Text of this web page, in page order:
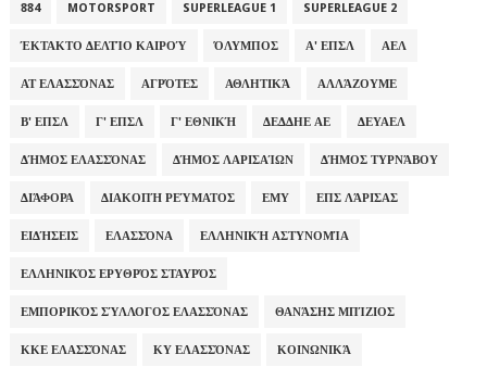
884 MOTORSPORT SUPERLEAGUE 1 SUPERLEAGUE 2
ΈΚΤΑΚΤΟ ΔΕΛΤΊΟ ΚΑΙΡΟΎ ΌΛΥΜΠΟΣ Α' ΕΠΣΛ ΑΕΛ
ΑΤ ΕΛΑΣΣΌΝΑΣ ΑΓΡΌΤΕΣ ΑΘΛΗΤΙΚΆ ΑΛΛΆΖΟΥΜΕ
Β' ΕΠΣΛ Γ' ΕΠΣΛ Γ' ΕΘΝΙΚΉ ΔΕΔΔΗΕ ΑΕ ΔΕΥΑΕΛ
ΔΉΜΟΣ ΕΛΑΣΣΌΝΑΣ ΔΉΜΟΣ ΛΑΡΙΣΑΊΩΝ ΔΉΜΟΣ ΤΥΡΝΆΒΟΥ
ΔΙΆΦΟΡΑ ΔΙΑΚΟΠΉ ΡΕΎΜΑΤΟΣ ΕΜΥ ΕΠΣ ΛΆΡΙΣΑΣ
ΕΙΔΉΣΕΙΣ ΕΛΑΣΣΌΝΑ ΕΛΛΗΝΙΚΉ ΑΣΤΥΝΟΜΊΑ
ΕΛΛΗΝΙΚΌΣ ΕΡΥΘΡΌΣ ΣΤΑΥΡΌΣ
ΕΜΠΟΡΙΚΌΣ ΣΎΛΛΟΓΟΣ ΕΛΑΣΣΌΝΑΣ ΘΑΝΆΣΗΣ ΜΠΊΖΙΟΣ
ΚΚΕ ΕΛΑΣΣΌΝΑΣ ΚΥ ΕΛΑΣΣΌΝΑΣ ΚΟΙΝΩΝΙΚΆ